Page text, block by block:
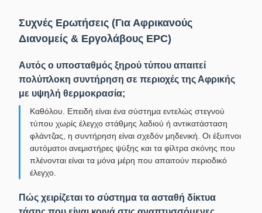
Συχνές Ερωτήσεις (Για Αφρικανούς
Διανομείς & Εργολάβους EPC)
Αυτός ο υποσταθμός ξηρού τύπου απαιτεί
πολύπλοκη συντήρηση σε περιοχές της Αφρικής
με υψηλή θερμοκρασία;
Καθόλου. Επειδή είναι ένα σύστημα εντελώς στεγνού
τύπου χωρίς έλεγχο στάθμης λαδιού ή αντικατάσταση
φλάντζας, η συντήρηση είναι σχεδόν μηδενική. Οι έξυπνοι
αυτόματοι ανεμιστήρες ψύξης και τα φίλτρα σκόνης που
πλένονται είναι τα μόνα μέρη που απαιτούν περιοδικό
έλεγχο.
Πώς χειρίζεται το σύστημα τα ασταθή δίκτυα